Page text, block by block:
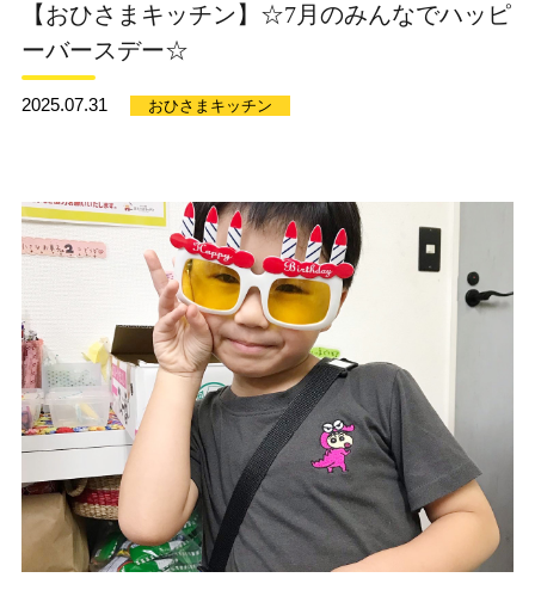
【おひさまキッチン】☆7月のみんなでハッピ
ーバースデー☆
2025.07.31 おひさまキッチン